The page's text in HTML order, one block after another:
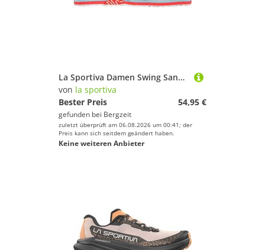
La Sportiva Damen Swing Sandale
von la sportiva
Bester Preis
54,95 €
gefunden bei Bergzeit
zuletzt überprüft am 06.08.2026 um 00:41; der
Preis kann sich seitdem geändert haben.
Keine weiteren Anbieter